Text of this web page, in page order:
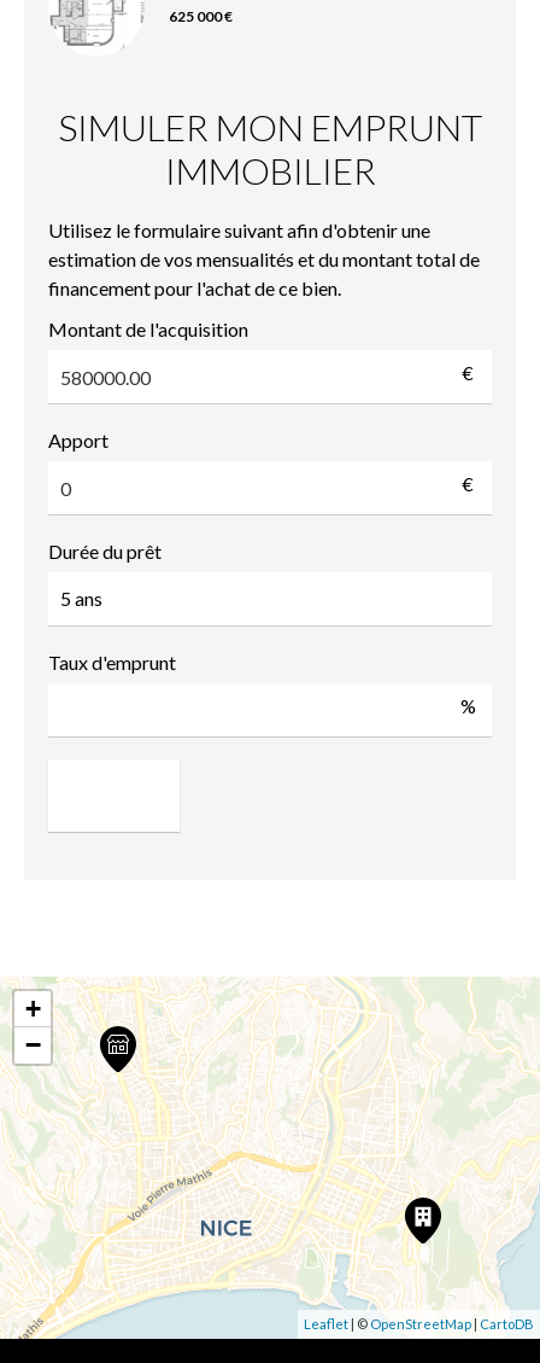
625 000 €
SIMULER MON EMPRUNT
IMMOBILIER
Utilisez le formulaire suivant afin d'obtenir une
estimation de vos mensualités et du montant total de
financement pour l'achat de ce bien.
Montant de l'acquisition
€
Apport
€
Durée du prêt
Taux d'emprunt
%
+
−
Leaflet | © OpenStreetMap | CartoDB